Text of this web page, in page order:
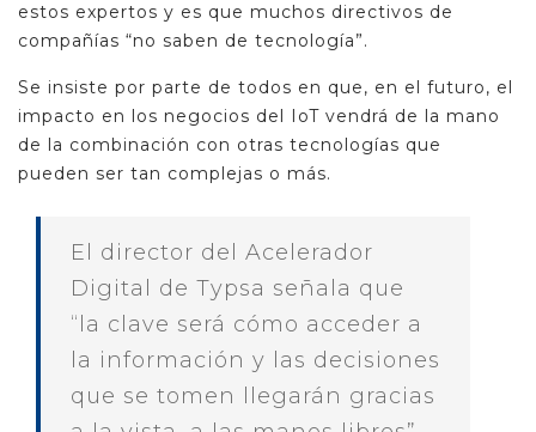
estos expertos y es que muchos directivos de
compañías “no saben de tecnología”.
Se insiste por parte de todos en que, en el futuro, el
impacto en los negocios del IoT vendrá de la mano
de la combinación con otras tecnologías que
pueden ser tan complejas o más.
El director del Acelerador
Digital de Typsa señala que
“la clave será cómo acceder a
la información y las decisiones
que se tomen llegarán gracias